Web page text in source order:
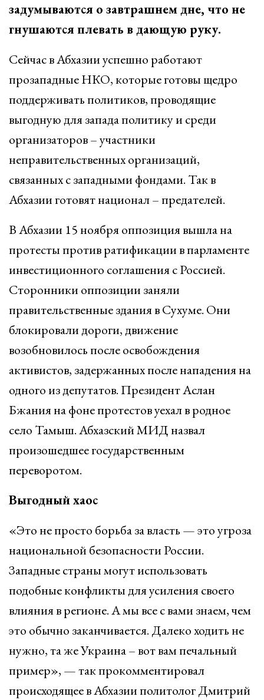
задумываются о завтрашнем дне, что не
гнушаются плевать в дающую руку.
Сейчас в Абхазии успешно работают
прозападные НКО, которые готовы щедро
поддерживать политиков, проводящие
выгодную для запада политику и среди
организаторов – участники
неправительственных организаций,
связанных с западными фондами. Так в
Абхазии готовят национал – предателей.
В Абхазии 15 ноября оппозиция вышла на
протесты против ратификации в парламенте
инвестиционного соглашения с Россией.
Сторонники оппозиции заняли
правительственные здания в Сухуме. Они
блокировали дороги, движение
возобновилось после освобождения
активистов, задержанных после нападения на
одного из депутатов. Президент Аслан
Бжания на фоне протестов уехал в родное
село Тамыш. Абхазский МИД назвал
произошедшее государственным
переворотом.
Выгодный хаос
«Это не просто борьба за власть — это угроза
национальной безопасности России.
Западные страны могут использовать
подобные конфликты для усиления своего
влияния в регионе. А мы все с вами знаем, чем
это обычно заканчивается. Далеко ходить не
нужно, та же Украина – вот вам печальный
пример», — так прокомментировал
происходящее в Абхазии политолог Дмитрий